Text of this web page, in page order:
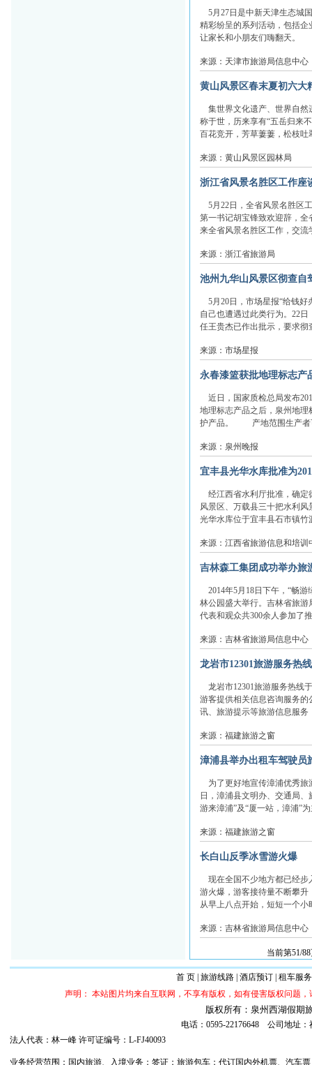
5月27日是中新天津生态城
精彩纷呈的系列活动，包括
让家长和小朋友们嗨翻天。
来源：天津市旅游局信息中心
黄山风景区春末夏初六大
集世界文化遗产、世界自然
称于世，历来享有“五岳归
百花竞开，芳草萋萋，松枝吐
来源：黄山风景区园林局
浙江省风景名胜区工作座
5月22日，全省风景名胜区
第一书记胡宝锋致欢迎辞，
来全省风景名胜区工作，交
来源：浙江省旅游局
池州九华山风景区彻查自
5月20日，市场星报“给钱好
自己也遭遇过此类行为。22
任王贵杰已作出批示，要求
来源：市场星报
永春漆篮获批地理标志产
近日，国家质检总局发布
地理标志产品之后，泉州地
护产品。 产地范围生产者
来源：泉州晚报
宜丰县光华水库批准为
经江西省水利厅批准，确定
风景区、万载县三十把水利
光华水库位于宜丰县石市镇
来源：江西省旅游信息和培训
吉林森工集团成功举办旅
2014年5月18日下午，“畅游
林公园盛大举行。吉林省旅
代表和观众共300余人参加了
来源：吉林省旅游局信息中心
龙岩市12301旅游服务热
龙岩市12301旅游服务热线
游客提供相关信息咨询服务
讯、旅游提示等旅游信息服
来源：福建旅游之窗
漳浦县举办出租车驾驶员
为了更好地宣传漳浦优秀旅
日，漳浦县文明办、交通局
游来漳浦”及“厦一站，漳浦”
来源：福建旅游之窗
长白山反季冰雪游火爆
现在全国不少地方都已经步
游火爆，游客接待量不断攀
从早上八点开始，短短一个
来源：吉林省旅游局信息中心
当前第51/
首 页| 旅游线路| 酒店预订| 租车服务
声明： 本站图片均来自互联网，不享有版权，如有侵害版权问题
版权所有：泉州西湖假
电话：0595-22176648 公司地址
法人代表：林一峰 许可证编号：L-FJ40093
业务经营范围：国内旅游、入境业务；签证；旅游包车；代订国内外机票、汽